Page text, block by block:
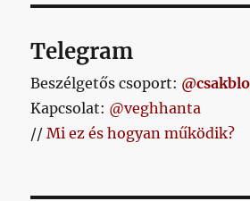
Telegram
Beszélgetős csoport:
Kapcsolat: @veghhanta
//Mi ez és hogyan működik?